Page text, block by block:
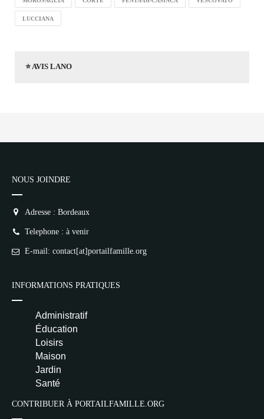
LUCCIANA
⭐ AVIS LANO
NOUS JOINDRE
Adresse : Bordeaux
Telephone : à venir
E-mail: contact[at]portailfamille.org
INFORMATIONS PRATIQUES
Administratif
Éducation
Loisirs
Maison
Jardin
Santé
CONTRIBUER À PORTAILFAMILLE.ORG